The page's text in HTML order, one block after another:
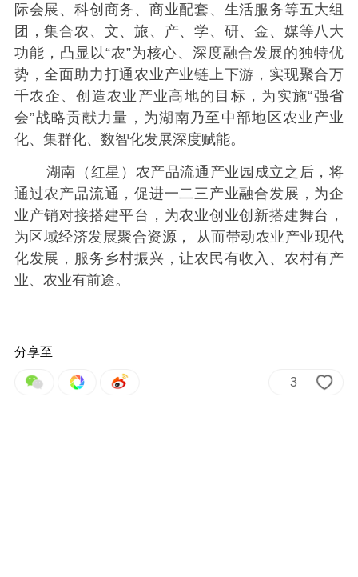
际会展、科创商务、商业配套、生活服务等五大组
团，集合农、文、旅、产、学、研、金、媒等八大
功能，凸显以“农”为核心、深度融合发展的独特优
势，全面助力打通农业产业链上下游，实现聚合万
千农企、创造农业产业高地的目标，为实施“强省
会”战略贡献力量，为湖南乃至中部地区农业产业
化、集群化、数智化发展深度赋能。
湖南（红星）农产品流通产业园成立之后，将
通过农产品流通，促进一二三产业融合发展，为企
业产销对接搭建平台，为农业创业创新搭建舞台，
为区域经济发展聚合资源， 从而带动农业产业现代
化发展，服务乡村振兴，让农民有收入、农村有产
业、农业有前途。
分享至
3